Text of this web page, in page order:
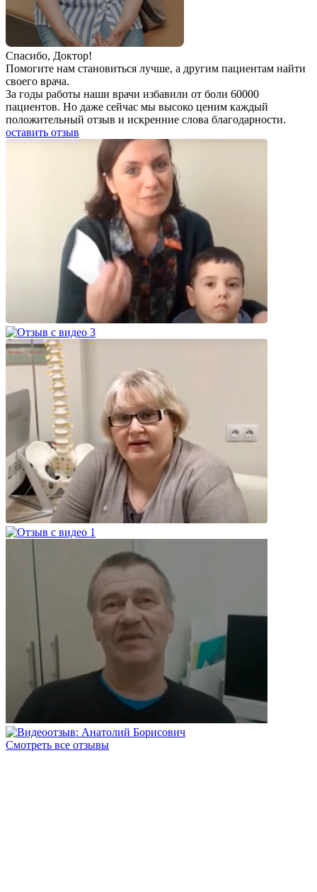
Спаcибо, Доктор!
Помогите нам становиться лучше, а другим пациентам найти
своего врача.
За годы работы наши врачи избавили от боли 60000
пациентов. Но даже сейчас мы высоко ценим каждый
положительный отзыв и искренние слова благодарности.
оставить отзыв
Смотреть все отзывы